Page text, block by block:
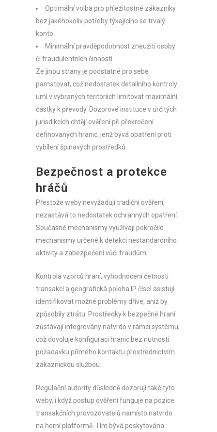
Optimální volba pro příležitostné zákazníky
bez jakéhokoliv potřeby týkajícího se trvalý
konto
Minimální pravděpodobnost zneužití osoby
či fraudulentních činností
Ze jinou strany je podstatné pro sebe
pamatovat, což nedostatek detailního kontroly
umí v vybraných teritoriích limitovat maximální
částky k převody. Dozorové instituce v určitých
jurisdikcích chtějí ověření při překročení
definovaných hranic, jenž bývá opatření proti
vybílení špinavých prostředků.
Bezpečnost a protekce
hráčů
Přestože weby nevyžadují tradiční ověření,
nezastává to nedostatek ochranných opatření.
Současné mechanismy využívají pokročilé
mechanismy určené k detekci nestandardního
aktivity a zabezpečení vůči fraudům.
Kontrola vzorců hraní, vyhodnocení četnosti
transakcí a geografická poloha IP čísel asistují
identifikovat možné problémy dříve, aniž by
způsobily ztrátu. Prostředky k bezpečné hraní
zůstávají integrovány natvrdo v rámci systému,
což dovoluje konfiguraci hranic bez nutnosti
požadavku přímého kontaktu prostřednictvím
zákaznickou službou.
Regulační autority důsledně dozorují také tyto
weby, i když postup ověření funguje na pozice
transakčních provozovatelů namísto natvrdo
na herní platformě. Tím bývá poskytována